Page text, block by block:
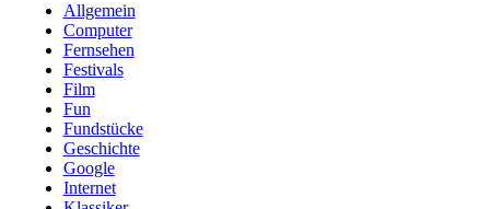
Allgemein
Computer
Fernsehen
Festivals
Film
Fun
Fundstücke
Geschichte
Google
Internet